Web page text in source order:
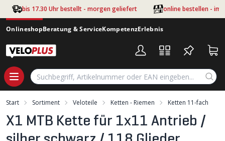
Zum Hauptinhalt springen
bis 17.30 Uhr bestellt - morgen geliefert online bestellen - im
OnlineshopBeratung & ServiceKompetenzErlebnis
Start Sortiment Veloteile Ketten - Riemen Ketten 11-fach
X1 MTB Kette für 1x11 Antrieb /